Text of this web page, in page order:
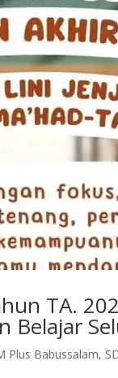
TA.
Belajar
Plus Babussalam,